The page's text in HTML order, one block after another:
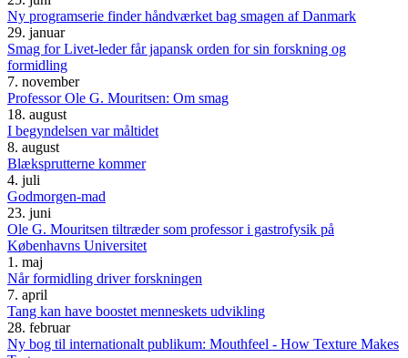
Ny programserie finder håndværket bag smagen af Danmark
29. januar
Smag for Livet-leder får japansk orden for sin forskning og
formidling
7. november
Professor Ole G. Mouritsen: Om smag
18. august
I begyndelsen var måltidet
8. august
Blæksprutterne kommer
4. juli
Godmorgen-mad
23. juni
Ole G. Mouritsen tiltræder som professor i gastrofysik på
Københavns Universitet
1. maj
Når formidling driver forskningen
7. april
Tang kan have boostet menneskets udvikling
28. februar
Ny bog til internationalt publikum: Mouthfeel - How Texture Makes